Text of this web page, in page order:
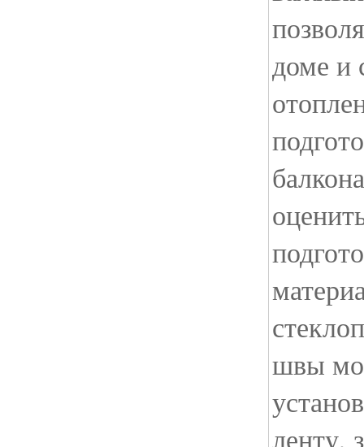
доме и
швы
ленту,